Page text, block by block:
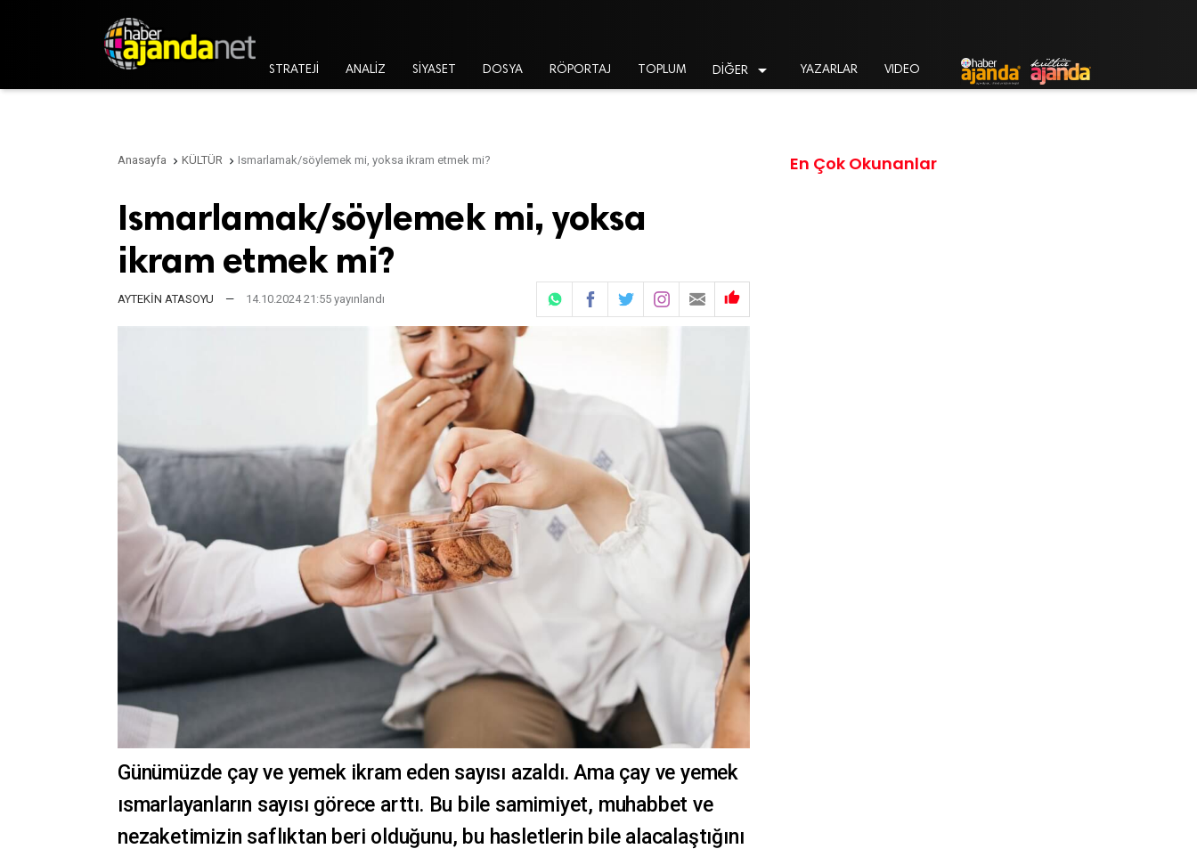
STRATEJİ ANALİZ SİYASET DOSYA RÖPORTAJ TOPLUM DİĞER  YAZARLAR VIDEO
Anasayfa  KÜLTÜR  Ismarlamak/söylemek mi, yoksa ikram etmek mi?
Ismarlamak/söylemek mi, yoksa
ikram etmek mi?
AYTEKİN ATASOYU — 14.10.2024 21:55 yayınlandı 
Günümüzde çay ve yemek ikram eden sayısı azaldı. Ama çay ve yemek
ısmarlayanların sayısı görece arttı. Bu bile samimiyet, muhabbet ve
nezaketimizin saflıktan beri olduğunu, bu hasletlerin bile alacalaştığını
En Çok Okunanlar